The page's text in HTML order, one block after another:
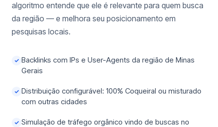
algoritmo entende que ele é relevante para quem busca
da região — e melhora seu posicionamento em
pesquisas locais.
✓ Backlinks com IPs e User-Agents da região de Minas
Gerais
✓ Distribuição configurável: 100% Coqueiral ou misturado
com outras cidades
✓ Simulação de tráfego orgânico vindo de buscas no